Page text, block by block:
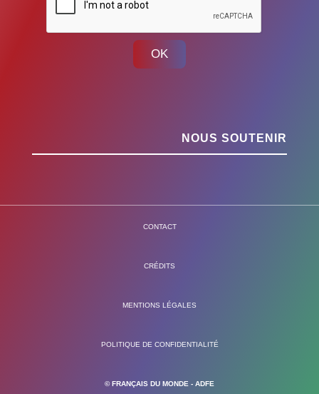
OK
NOUS SOUTENIR
CONTACT
CRÉDITS
MENTIONS LÉGALES
POLITIQUE DE CONFIDENTIALITÉ
© FRANÇAIS DU MONDE - ADFE